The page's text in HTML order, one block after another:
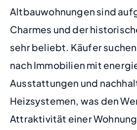
Altbauwohnungen sind
Charmes und der
sehr beliebt. Käufer
nach Immobilien mit
Ausstattungen und
Heizsystemen, was den
Attraktivität einer